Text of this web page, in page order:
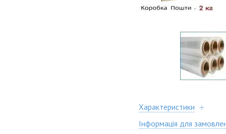
Характеристики
Інформація для